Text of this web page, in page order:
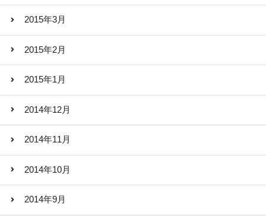
2015年3月
2015年2月
2015年1月
2014年12月
2014年11月
2014年10月
2014年9月